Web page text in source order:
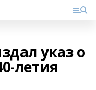
указ о
летия